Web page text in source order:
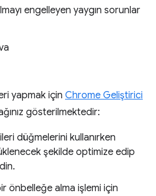
engelleyen yaygın sorunlar
yapmak için Chrome Geliştirici
gösterilmektedir:
ileri düğmelerini kullanırken
şekilde optimize edip
önbelleğe alma işlemi için